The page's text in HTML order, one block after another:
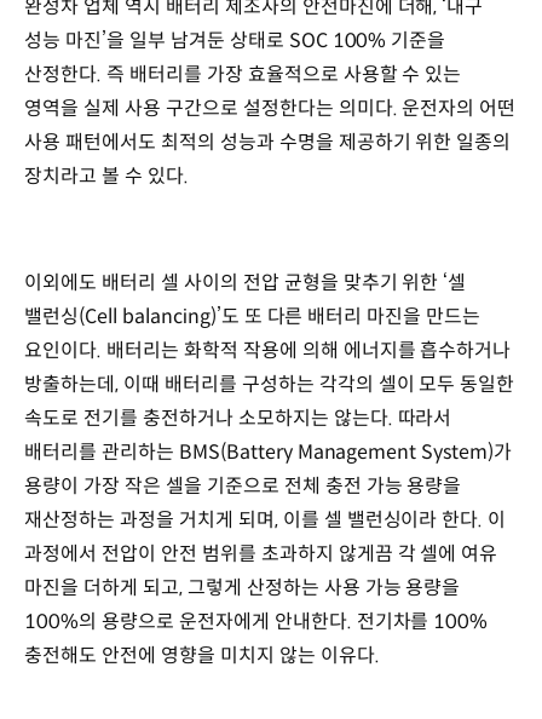
완성차 업체 역시 배터리 제조사의 안전마진에 더해, ‘내구
성능 마진’을 일부 남겨둔 상태로 SOC 100% 기준을
산정한다. 즉 배터리를 가장 효율적으로 사용할 수 있는
영역을 실제 사용 구간으로 설정한다는 의미다. 운전자의 어떤
사용 패턴에서도 최적의 성능과 수명을 제공하기 위한 일종의
장치라고 볼 수 있다.
이외에도 배터리 셀 사이의 전압 균형을 맞추기 위한 ‘셀
밸런싱(Cell balancing)’도 또 다른 배터리 마진을 만드는
요인이다. 배터리는 화학적 작용에 의해 에너지를 흡수하거나
방출하는데, 이때 배터리를 구성하는 각각의 셀이 모두 동일한
속도로 전기를 충전하거나 소모하지는 않는다. 따라서
배터리를 관리하는 BMS(Battery Management System)가
용량이 가장 작은 셀을 기준으로 전체 충전 가능 용량을
재산정하는 과정을 거치게 되며, 이를 셀 밸런싱이라 한다. 이
과정에서 전압이 안전 범위를 초과하지 않게끔 각 셀에 여유
마진을 더하게 되고, 그렇게 산정하는 사용 가능 용량을
100%의 용량으로 운전자에게 안내한다. 전기차를 100%
충전해도 안전에 영향을 미치지 않는 이유다.